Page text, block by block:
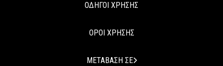
ΟΔΗΓΟΙ ΧΡΗΣΗΣ
ΟΡΟΙ ΧΡΗΣΗΣ
ΜΕΤΑΒΑΣΗ ΣΕ